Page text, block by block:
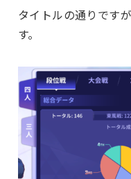
タイトルの通りです
す。